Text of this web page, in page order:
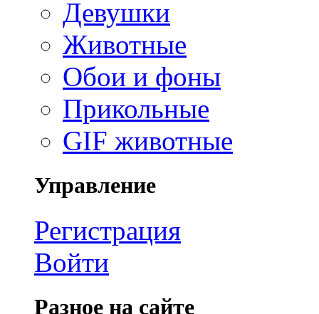
Девушки
Животные
Обои и фоны
Прикольные
GIF животные
Управление
Регистрация
Войти
Разное на сайте